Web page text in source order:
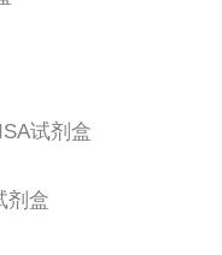
试剂盒
剂盒